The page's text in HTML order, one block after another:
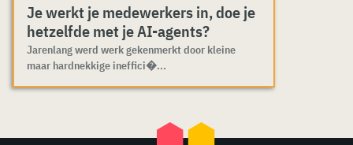
Je werkt je medewerkers in, doe je
hetzelfde met je AI-agents?
Jarenlang werd werk gekenmerkt door kleine
maar hardnekkige ineffici�...